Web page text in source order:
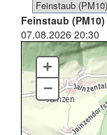
Feinstaub (PM10)
07.08.2026 20:30
+
–